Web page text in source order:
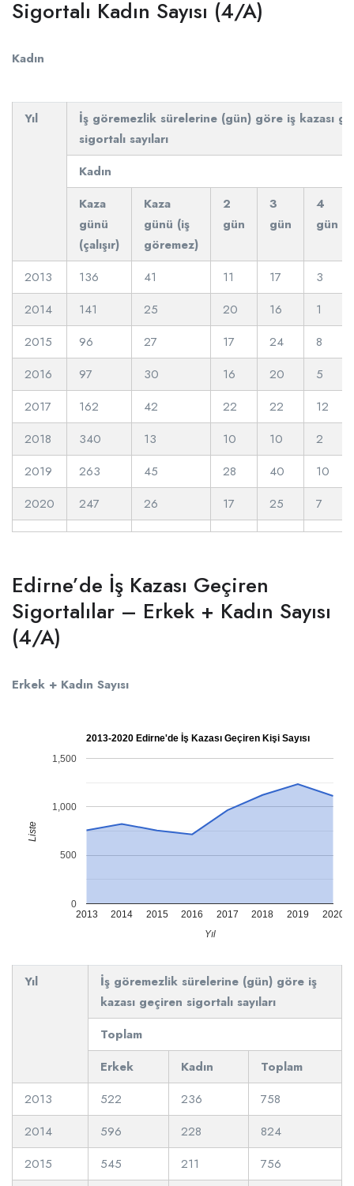
Sigortalı Kadın Sayısı (4/A)
Kadın
Yıl
İş göremezlik sürelerine (gün) göre iş kazası
sigortalı sayıları
Kadın
Kaza
günü
(çalışır)
Kaza
günü (iş
göremez)
2
gün
3
gün
4
gün
2013 136 41 11 17
3
2014
141 25 20 16
1
2015
96 27 17 24
8
2016
97 30 16 20
5
2017
162 42 22 22
12
2018
340 13 10 10
2
2019
263 45 28 40
10
2020
247 26 17 25 7
Edirne’de İş Kazası Geçiren
Sigortalılar – Erkek + Kadın Sayısı
(4/A)
Erkek + Kadın Sayısı
2013-2020 Edirne'de İş Kazası Geçiren Kişi Sayısı
2013 2014 2015 2016 2017 2018 2019 2020
0
500
1,000
1,500
Yıl
Liste
Yıl
İş göremezlik sürelerine (gün) göre iş
kazası geçiren sigortalı sayıları
Toplam
Erkek
Kadın
Toplam
2013
522 236
758
2014
596 228
824
2015
545 211
756